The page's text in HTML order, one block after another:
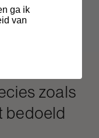
zoals
bedoeld
ga ik
van